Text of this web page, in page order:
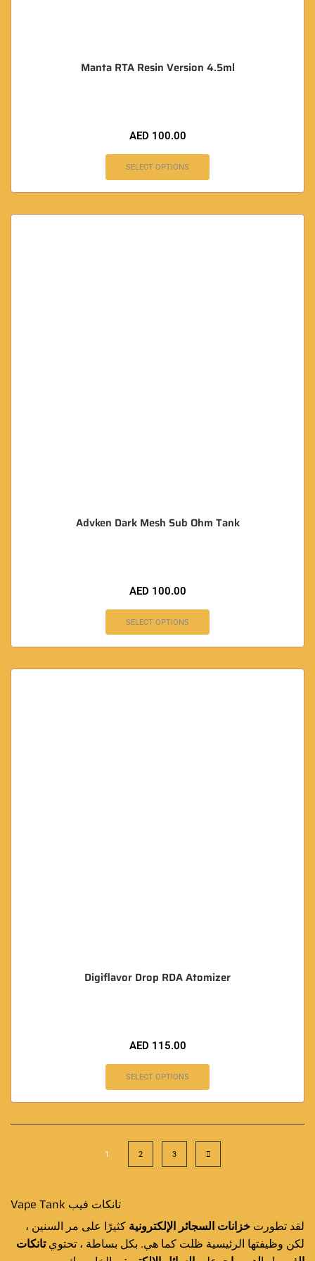
Manta RTA Resin Version 4.5ml
AED 100.00
SELECT OPTIONS
Advken Dark Mesh Sub Ohm Tank
AED 100.00
SELECT OPTIONS
Digiflavor Drop RDA Atomizer
AED 115.00
SELECT OPTIONS
1 2 3
Vape Tank تانكات فيب
لقد تطورت خزانات السجائر الإلكترونية كثيرًا على مر السنين ،
لكن وظيفتها الرئيسية ظلت كما هي. بكل بساطة ، تحتويتانكات